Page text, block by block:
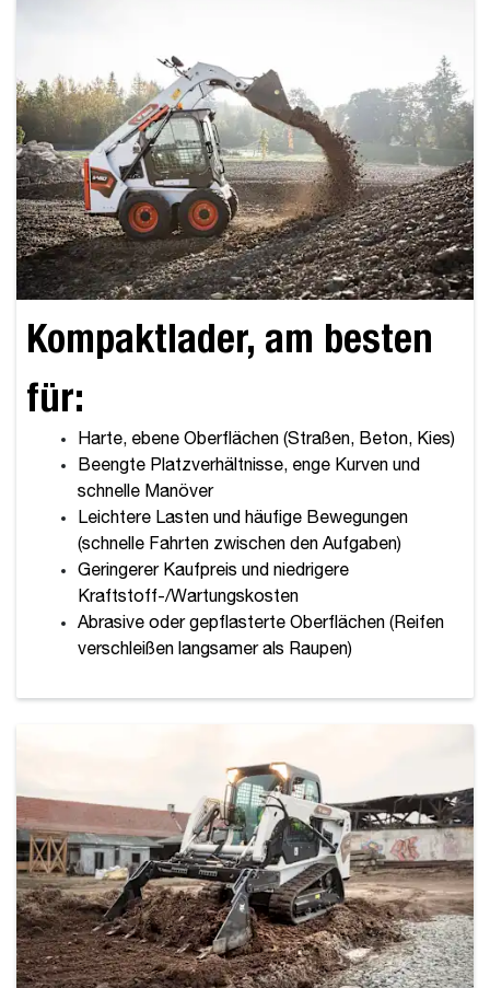
Kompaktlader, am besten
für:
Harte, ebene Oberflächen (Straßen, Beton, Kies)
Beengte Platzverhältnisse, enge Kurven und
schnelle Manöver
Leichtere Lasten und häufige Bewegungen
(schnelle Fahrten zwischen den Aufgaben)
Geringerer Kaufpreis und niedrigere
Kraftstoff-/Wartungskosten
Abrasive oder gepflasterte Oberflächen (Reifen
verschleißen langsamer als Raupen)